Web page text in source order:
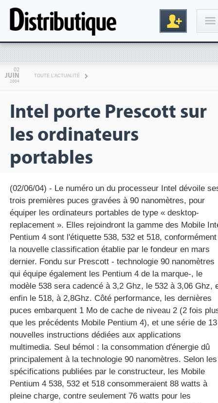
gratuite
02
JUIN
2004
TOUTE L'ACTUALITÉ
Intel porte Prescott sur
les ordinateurs
portables
(02/06/04) - Le numéro un du processeur Intel dévoile
trois premières puces gravées à 90 nanomètres, pour
équiper les ordinateurs portables de type « desktop-
replacement ». Elles rejoindront la gamme des Mobile
Pentium 4 sont l'étiquette 538, 532 et 518,
la nouvelle classification établie par le fondeur en mars
dernier. Fondu sur Prescott - technologie 90 nanomètres
qui équipe également les Pentium 4 de la marque-, le
modèle 538 sera cadencé à 3,2 Ghz, le 532 à 3,06 Ghz,
enfin le 518, à 2,8Ghz. Côté performance, les dernières
puces embarquent 1 Mo de cache de niveau 2 (2 fois
que les précédents Mobile Pentium 4), et une série de 13
nouvelles instructions dédiées aux applications
multimedia. Seul bémol : la consommation d'énergie dû
principalement à la technologie 90 nanomètres. Selon les
spécifications publiées par le constructeur, les Mobile
Pentium 4 538, 532 et 518 consommeraient 88 watts à
pleine charge, contre seulement 76 watts pour les